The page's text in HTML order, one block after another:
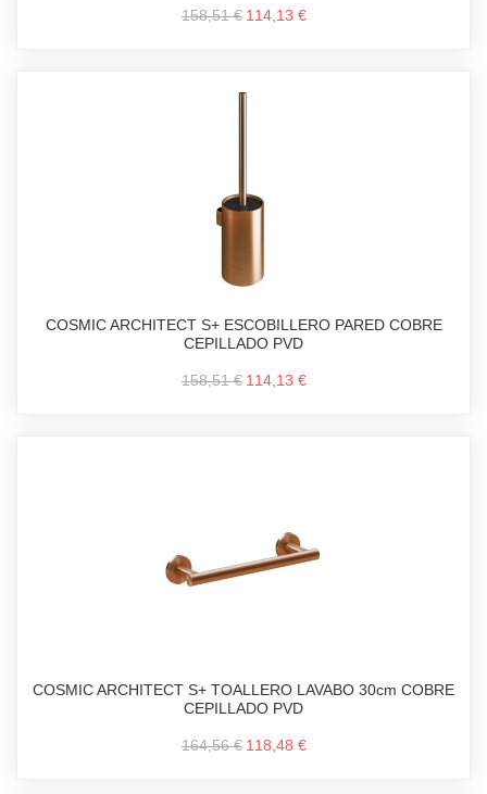
158,51 € 114,13 €
COSMIC ARCHITECT S+ ESCOBILLERO PARED COBRE
CEPILLADO PVD
158,51 € 114,13 €
COSMIC ARCHITECT S+ TOALLERO LAVABO 30cm COBRE
CEPILLADO PVD
164,56 € 118,48 €